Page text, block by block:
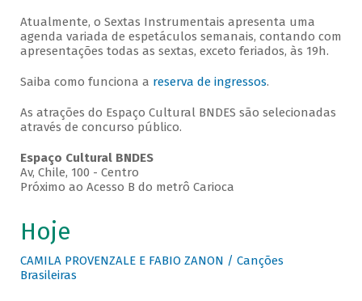
Atualmente, o Sextas Instrumentais apresenta uma
agenda variada de espetáculos semanais, contando com
apresentações todas as sextas, exceto feriados, às 19h.
Saiba como funciona a reserva de ingressos.
As atrações do Espaço Cultural BNDES são selecionadas
através de concurso público.
Espaço Cultural BNDES
Av, Chile, 100 - Centro
Próximo ao Acesso B do metrô Carioca
Hoje
CAMILA PROVENZALE E FABIO ZANON / Canções
Brasileiras